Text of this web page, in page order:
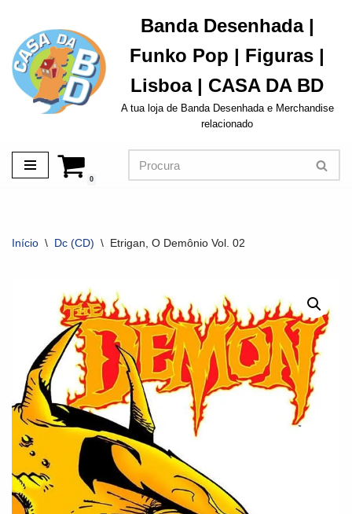
Avançar
para
o
conteúdo
Banda Desenhada |
Funko Pop | Figuras |
Lisboa | CASA DA BD
A tua loja de Banda Desenhada e Merchandise
relacionado
0
Início \ Dc (CD) \ Etrigan, O Demônio Vol. 02